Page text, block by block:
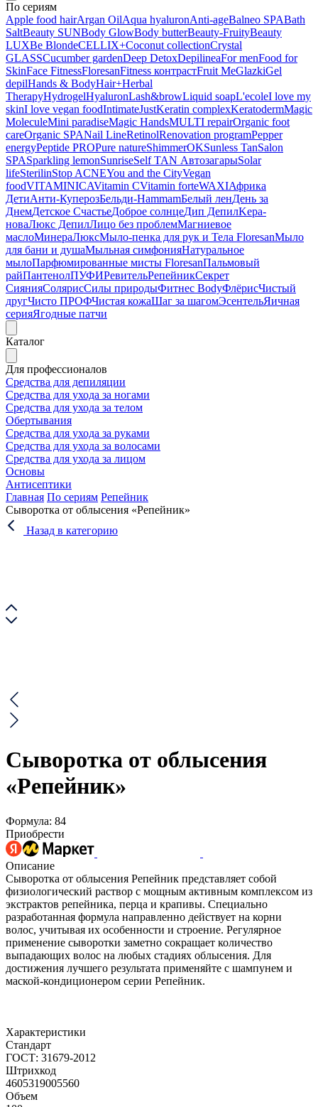
По сериям
Apple food hairArgan OilAqua hyaluronAnti-ageBalneo SPABath
SaltBeauty SUNBody GlowBody butterBeauty-FruityBeauty
LUXBe BlondeCELLIX+Coconut collectionCrystal
GLASSCucumber gardenDeep DetoxDepilineaFor menFood for
SkinFace FitnessFloresanFitness контрастFruit MeGlazkiGel
depilHands & BodyHair+Herbal
TherapyHydrogelHyaluronLash&browLiquid soapL'ecoleI love my
skinI love vegan foodIntimateJustKeratin complexKeratodermMagic
MoleculeMini paradiseMagic HandsMULTI repairOrganic foot
careOrganic SPANail LineRetinolRenovation programPepper
energyPeptide PROPure natureShimmerOKSunless TanSalon
SPASparkling lemonSunriseSelf TAN АвтозагарыSolar
lifeSterilinStop ACNEYou and the CityVegan
foodVITAMINICAVitamin CVitamin forteWAXIАфрика
ДетиАнти-КуперозБельди-HammamБелый ленДень за
ДнемДетское СчастьеДоброе солнцеДип ДепилKepa-
новаЛюкс ДепилЛицо без проблемМагниевое
маслоМинераЛюксМыло-пенка для рук и Тела FloresanМыло
для бани и душаМыльная симфонияНатуральное
мылоПарфюмированные мисты FloresanПальмовый
райПантенолПУФИРевительРепейникСекрет
СиянияСолярисСилы природыФитнес BodyФлёрисЧистый
другЧисто ПРОФЧистая кожаШаг за шагомЭсентельЯичная
серияЯгодные патчи
Каталог
Для профессионалов
Средства для депиляции
Средства для ухода за ногами
Средства для ухода за телом
Обертывания
Средства для ухода за руками
Средства для ухода за волосами
Средства для ухода за лицом
Основы
Антисептики
Главная По сериям Репейник
Сыворотка от облысения «Репейник»
Назад в категорию
Сыворотка от облысения
«Репейник»
Формула: 84
Приобрести
Описание
Сыворотка от облысения Репейник представляет собой
физиологический раствор с мощным активным комплексом из
экстрактов репейника, перца и крапивы. Специально
разработанная формула направленно действует на корни
волос, учитывая их особенности и строение. Регулярное
применение сыворотки заметно сокращает количество
выпадающих волос на любых стадиях облысения. Для
достижения лучшего результата применяйте с шампунем и
маской-кондиционером серии Репейник.
Характеристики
Стандарт
ГОСТ: 31679-2012
Штрихкод
4605319005560
Объем